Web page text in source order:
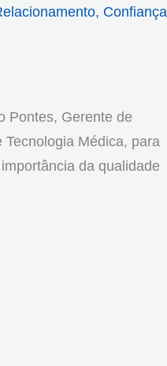
Confiança
Pontes, Gerente de
Médica, para
da qualidade